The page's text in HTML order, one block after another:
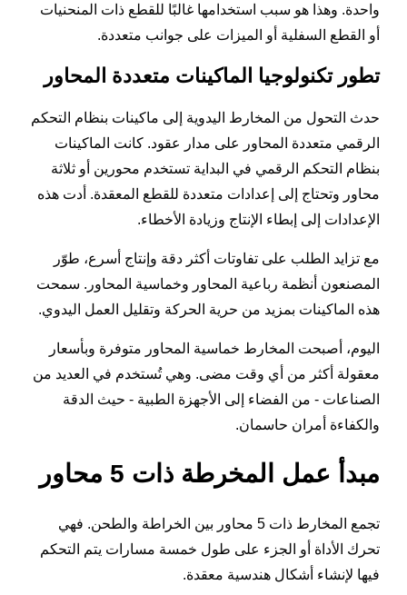
واحدة. وهذا هو سبب استخدامها غالبًا للقطع ذات المنحنيات
أو القطع السفلية أو الميزات على جوانب متعددة.
تطور تكنولوجيا الماكينات متعددة المحاور
حدث التحول من المخارط اليدوية إلى ماكينات بنظام التحكم
الرقمي متعددة المحاور على مدار عقود. كانت الماكينات
بنظام التحكم الرقمي في البداية تستخدم محورين أو ثلاثة
محاور وتحتاج إلى إعدادات متعددة للقطع المعقدة. أدت هذه
الإعدادات إلى إبطاء الإنتاج وزيادة الأخطاء.
مع تزايد الطلب على تفاوتات أكثر دقة وإنتاج أسرع، طوّر
المصنعون أنظمة رباعية المحاور وخماسية المحاور. سمحت
هذه الماكينات بمزيد من حرية الحركة وتقليل العمل اليدوي.
اليوم، أصبحت المخارط خماسية المحاور متوفرة وبأسعار
معقولة أكثر من أي وقت مضى. وهي تُستخدم في العديد من
الصناعات - من الفضاء إلى الأجهزة الطبية - حيث الدقة
والكفاءة أمران حاسمان.
مبدأ عمل المخرطة ذات 5 محاور
تجمع المخارط ذات 5 محاور بين الخراطة والطحن. فهي
تحرك الأداة أو الجزء على طول خمسة مسارات يتم التحكم
فيها لإنشاء أشكال هندسية معقدة.